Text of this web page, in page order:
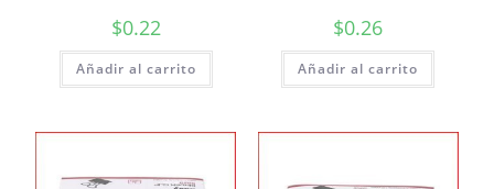
$0.22
Añadir al carrito
$0.26
Añadir al carrito